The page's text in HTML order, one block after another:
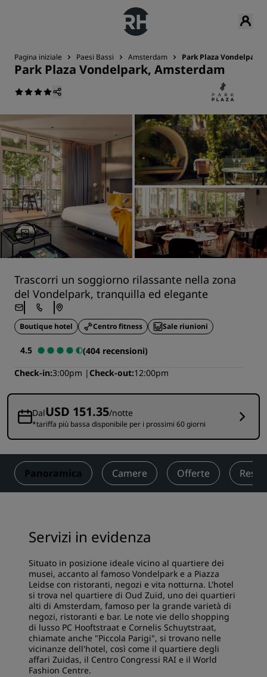
Pagina iniziale Paesi Bassi Amsterdam Park Plaza
Park Plaza Vondelpark, Amsterdam
Trascorri un soggiorno rilassante nella zona
del Vondelpark, tranquilla ed elegante
Boutique hotel Centro fitness Sale riunioni
4.5
(404 recensioni)
Check-in 3:00pm Check-out 12:00pm
DalUSD 151.35/notte
*tariffa più bassa disponibile per i prossimi 60 giorni
Panoramica Camere Offerte
Servizi in evidenza
Situato in posizione ideale vicino al quartiere dei
musei, accanto al famoso Vondelpark e a Piazza
Leidse con ristoranti, negozi e vita notturna. L'hotel
si trova nel quartiere di Oud Zuid, uno dei quartieri
alti di Amsterdam, famoso per la grande varietà di
negozi, ristoranti e bar. Le note vie dello shopping
di lusso PC Hooftstraat e Cornelis Schuytstraat,
chiamate anche "Piccola Parigi", si trovano nelle
vicinanze dell'hotel, così come il quartiere degli
affari Zuidas, il Centro Congressi RAI e il World
Fashion Centre.